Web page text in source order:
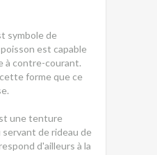
symbole de
est capable
à contre-courant.
forme que ce
une tenture
de rideau de
d'ailleurs à la